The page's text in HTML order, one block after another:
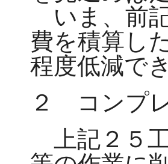
いま、前
費を積算し
程度低減で
２ コンプ
上記２５